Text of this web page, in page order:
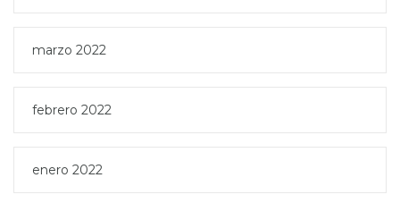
marzo 2022
febrero 2022
enero 2022